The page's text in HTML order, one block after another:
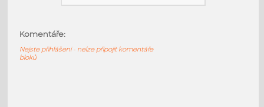
2200mAh baterie
Komentáře:
Nejste přihlášeni - nelze připojit komentáře
bloků